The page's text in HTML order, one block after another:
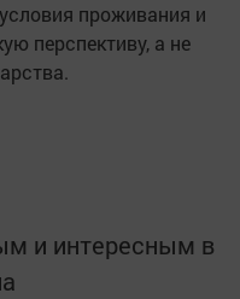
проживания и
перспективу, а не
и интересным в